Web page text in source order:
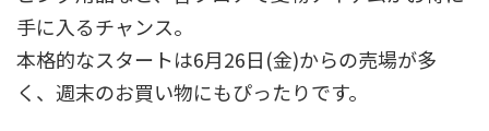
手に入るチャンス。
本格的なスタートは6月26日(金)からの売場が多
く、週末のお買い物にもぴったりです。